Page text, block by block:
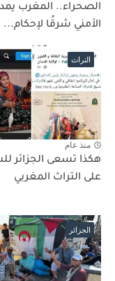
الصحراء.. المغرب
الأمني شرقًا لإحكام...
التراث
منذ عام
هكذا تسعى الجزائر
على التراث المغربي
الجزائر